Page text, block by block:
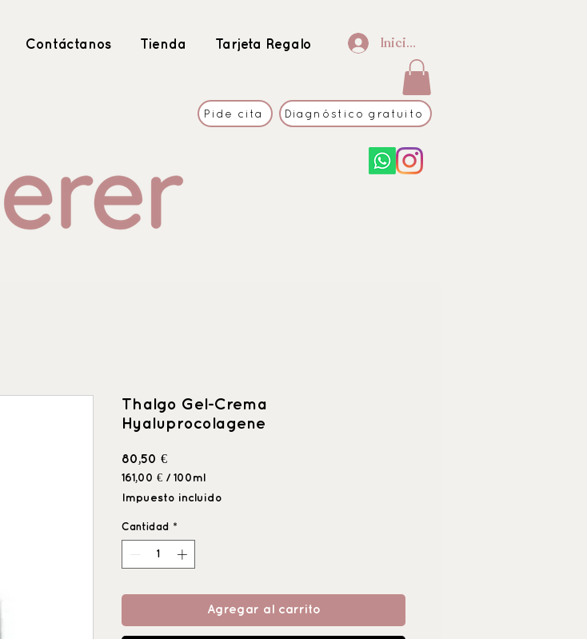
Contáctanos Tienda Tarjeta Regalo Iniciar sesión
Pide cita Diagnóstico gratuito
Thalgo Gel-Crema
Hyaluprocolagene
80,50 €Precio
161,00 € / 100ml
161,00 €
por
Mililitro
Impuesto incluido
Cantidad *
Agregar al carrito